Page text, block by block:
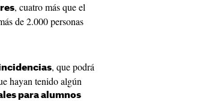
, cuatro más que el
de 2.000 personas
, que podrá
hayan tenido algún
para alumnos